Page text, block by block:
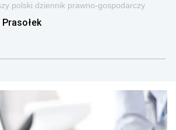
polski dziennik prawno-gospodarczy